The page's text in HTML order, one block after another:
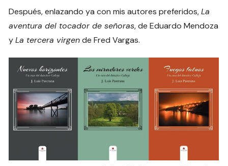
Después, enlazando ya con mis autores preferidos,La
aventura del tocador de señoras, de Eduardo Mendoza
yLa tercera virgende Fred Vargas.